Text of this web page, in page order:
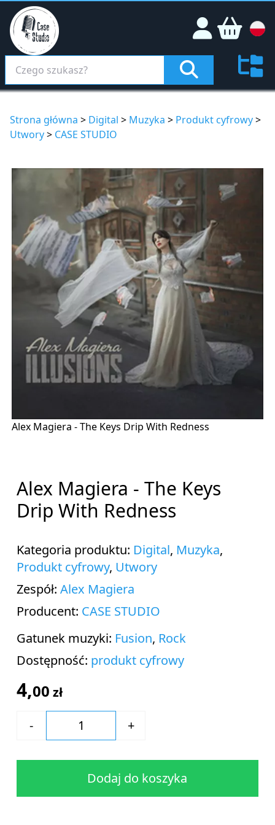
Strona główna > Digital > Muzyka > Produkt cyfrowy>
Utwory> CASE STUDIO
Alex Magiera - The Keys Drip With Redness
Alex Magiera - The Keys
Drip With Redness
Kategoria produktu: Digital, Muzyka,
Produkt cyfrowy, Utwory
Zespół:Alex Magiera
Producent: CASE STUDIO
Gatunek muzyki: Fusion, Rock
Dostępność: produkt cyfrowy
4,00 zł
Dodaj do koszyka